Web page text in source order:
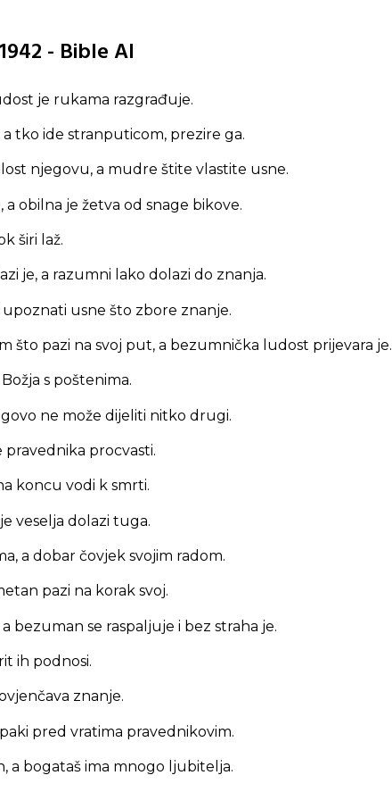
- Bible AI
je rukama razgrađuje.
a tko ide stranputicom, prezire ga.
njegovu, a mudre štite vlastite usne.
obilna je žetva od snage bikove.
širi laž.
je, a razumni lako dolazi do znanja.
usne što zbore znanje.
što pazi na svoj put, a bezumnička ludost prijevara je.
s poštenima.
ne može dijeliti nitko drugi.
pravednika procvasti.
koncu vodi k smrti.
veselja dolazi tuga.
a dobar čovjek svojim radom.
pazi na korak svoj.
bezuman se raspaljuje i bez straha je.
ih podnosi.
znanje.
pred vratima pravednikovim.
a bogataš ima mnogo ljubitelja.